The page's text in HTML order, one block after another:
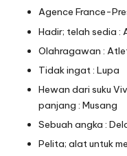
Agence France-
Hadir; telah sedia :
Olahragawan :
Tidak ingat : Lupa
Hewan dari suku
panjang : Musang
Sebuah angka :
Pelita; alat untuk